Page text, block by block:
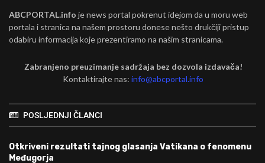
ABCPORTAL.info je news portal pokrenut idejom da u moru web
portala i stranica na našem prostoru donese nešto drukčiji pristup
odabiru informacija koje prezentiramo na našim stranicama.
Zabranjeno preuzimanje sadržaja bez dozvola izdavača!
Kontaktirajte nas:info@abcportal.info
POSLJEDNJI ČLANCI
Otkriveni rezultati tajnog glasanja Vatikana o fenomenu
Međugorja